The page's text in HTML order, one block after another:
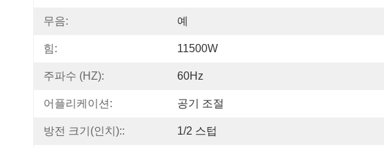
무음: 예
힘: 11500W
주파수 (HZ): 60Hz
어플리케이션: 공기 조절
방전 크기(인치):: 1/2 스텁